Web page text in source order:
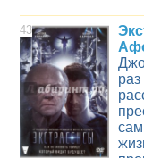
43